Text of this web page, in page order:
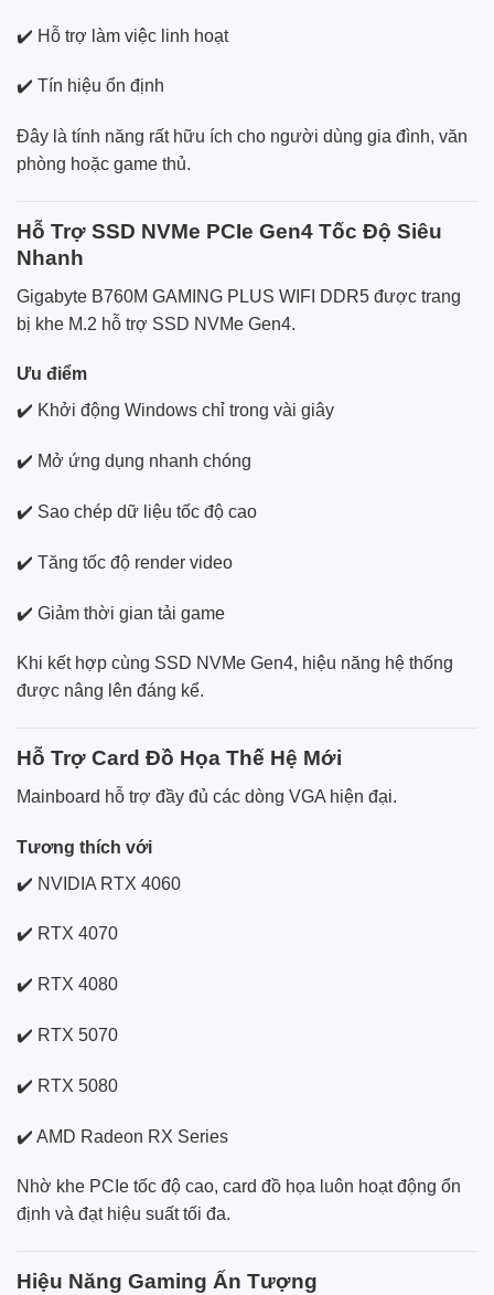
✔️ Hỗ trợ làm việc linh hoạt
✔️ Tín hiệu ổn định
Đây là tính năng rất hữu ích cho người dùng gia đình, văn
phòng hoặc game thủ.
Hỗ Trợ SSD NVMe PCIe Gen4 Tốc Độ Siêu
Nhanh
Gigabyte B760M GAMING PLUS WIFI DDR5 được trang
bị khe M.2 hỗ trợ SSD NVMe Gen4.
Ưu điểm
✔️ Khởi động Windows chỉ trong vài giây
✔️ Mở ứng dụng nhanh chóng
✔️ Sao chép dữ liệu tốc độ cao
✔️ Tăng tốc độ render video
✔️ Giảm thời gian tải game
Khi kết hợp cùng SSD NVMe Gen4, hiệu năng hệ thống
được nâng lên đáng kể.
Hỗ Trợ Card Đồ Họa Thế Hệ Mới
Mainboard hỗ trợ đầy đủ các dòng VGA hiện đại.
Tương thích với
✔️ NVIDIA RTX 4060
✔️ RTX 4070
✔️ RTX 4080
✔️ RTX 5070
✔️ RTX 5080
✔️ AMD Radeon RX Series
Nhờ khe PCIe tốc độ cao, card đồ họa luôn hoạt động ổn
định và đạt hiệu suất tối đa.
Hiệu Năng Gaming Ấn Tượng